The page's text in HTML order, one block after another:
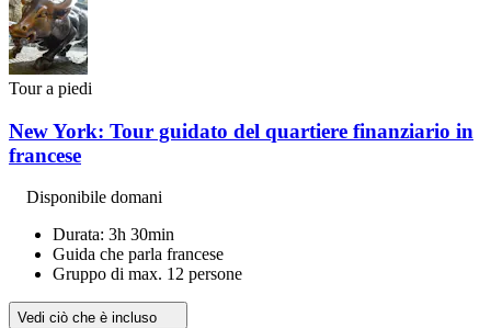
Tour a piedi
New York: Tour guidato del quartiere finanziario in
francese
Disponibile domani
Durata: 3h 30min
Guida che parla francese
Gruppo di max. 12 persone
Vedi ciò che è incluso